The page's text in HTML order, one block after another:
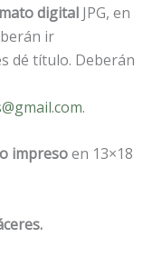
digital JPG, en
ir
dé título. Deberán
.
impresoen 13×18